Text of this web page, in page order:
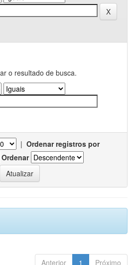
o resultado de busca.
| Ordenar registros por
Ordenar
Anterior 1 Próximo